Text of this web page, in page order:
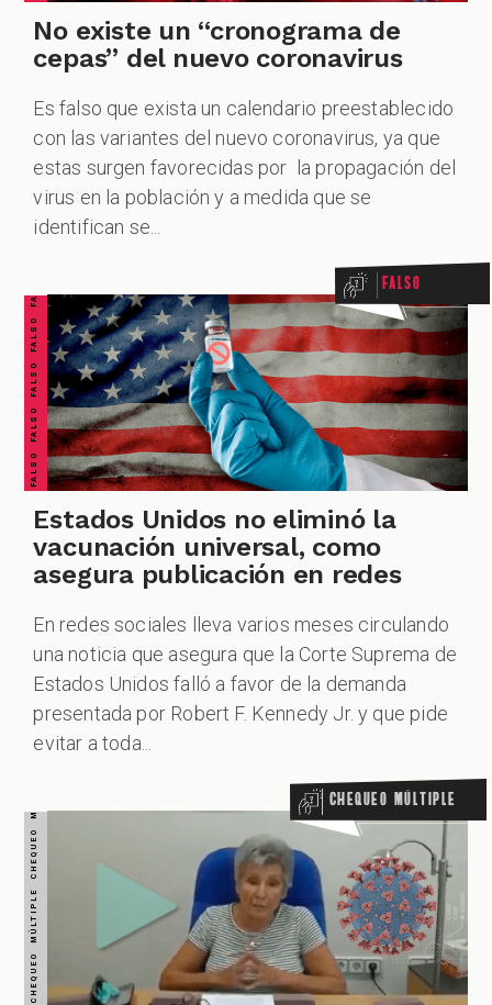
No existe un “cronograma de
cepas” del nuevo coronavirus
Es falso que exista un calendario preestablecido
con las variantes del nuevo coronavirus, ya que
estas surgen favorecidas por la propagación del
virus en la población y a medida que se
identifican se...
FALSO FALSO FALSO FALSO FALSO FALSO FALSO Falso
Estados Unidos no eliminó la
vacunación universal, como
asegura publicación en redes
En redes sociales lleva varios meses circulando
una noticia que asegura que la Corte Suprema de
Estados Unidos falló a favor de la demanda
presentada por Robert F. Kennedy Jr. y que pide
evitar a toda...
CHEQUEO MÚLTIPLE CHEQUEO MÚLTIPLE CHEQUEO MÚLTIPLE CHEQUEO MÚLTIPLE CHEQUEO MÚLTIPLE CHEQUEO MÚLTIPLE CHEQUEO MÚLTIPLE Chequeo Múltiple